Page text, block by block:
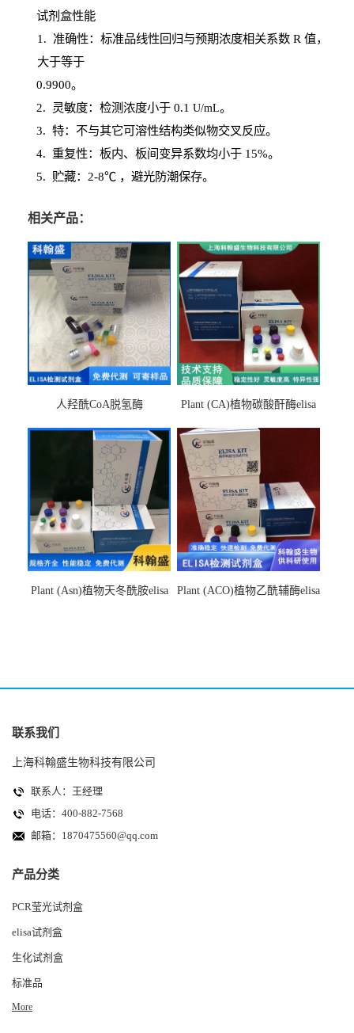
试剂盒性能
1 . 准确性：标准品线性回归与预期浓度相关系数 R 值，
大于等于
0.9900。
2. 灵敏度：检测浓度小于0.1 U/mL。
3. 特：不与其它可溶性结构类似物交叉反应。
4. 重复性：板内、板间变异系数均小于15%。
5. 贮藏：2-8℃ ，避光防潮保存。
相关产品：
人羟酰CoA脱氢酶
Plant (CA)植物碳酸酐酶elisa
Plant (Asn)植物天冬酰胺elisa
Plant (ACO)植物乙酰辅酶elisa
联系我们
上海科翰盛生物科技有限公司
联系人：王经理
电话：400-882-7568
邮箱： 1870475560@qq.com
产品分类
PCR莹光试剂盒
elisa试剂盒
生化试剂盒
标准品
More